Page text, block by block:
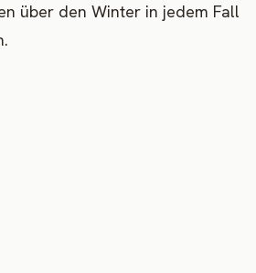
über den Winter in jedem Fall